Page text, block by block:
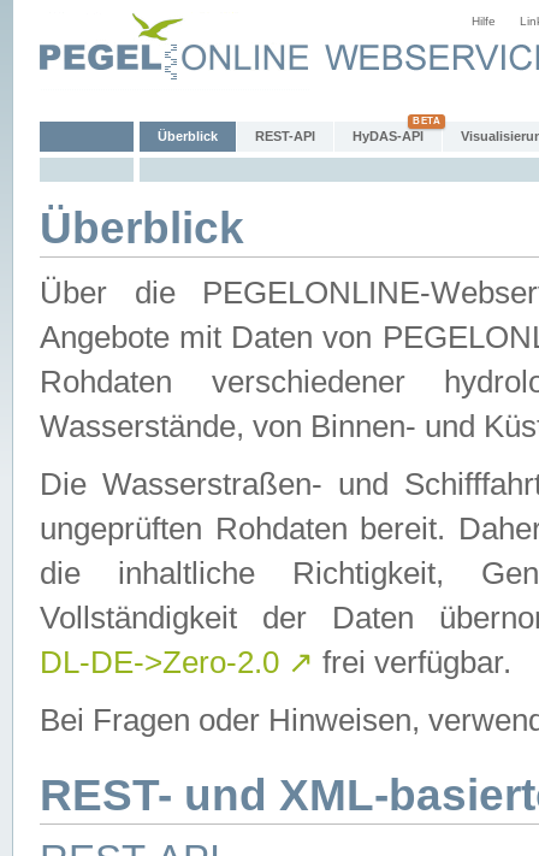
Hilfe
Überblick REST-API HyDAS-API
Überblick
Über die PEGELONLINE-
Angebote mit Daten von
Rohdaten verschiedener
Wasserstände, von Binnen- und
Die Wasserstraßen- und
ungeprüften Rohdaten bereit.
die inhaltliche Richtigkeit,
Vollständigkeit der Daten
DL-DE->Zero-2.0 ↗ frei verfügbar.
Bei Fragen oder Hinweisen,
REST- und XML-